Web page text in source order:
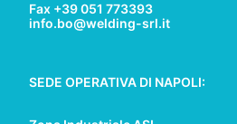
Fax +39 051 773393
info.bo@welding-srl.it
SEDE OPERATIVA DI NAPOLI: